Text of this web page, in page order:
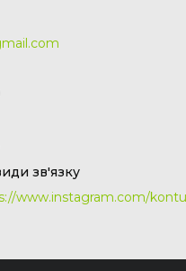
www.instagram.com/